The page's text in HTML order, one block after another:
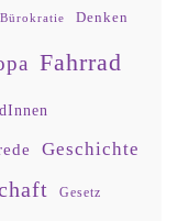
Bürokratie Denken
Fahrrad
Geschichte
Gesetz